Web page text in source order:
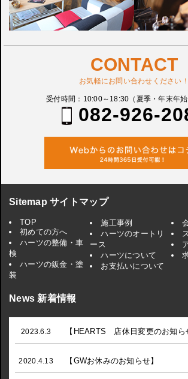
CONTACT
お気軽にお問い合わせください！
受付時間：10:00～18:30（夏季・年末年始
082-926-
Sitemap サイトマップ
TOP
初めての方へ
ハーツの整備・車
検
ハーツの鈑金・塗
装
施工事例
ハーツのオートリ
ース
ハーツについて
お支払いについて
News 新着情報
2023.6.3 【HEARTS 店休日変更のお知ら
2020.4.13 【GWお休みのお知らせ】